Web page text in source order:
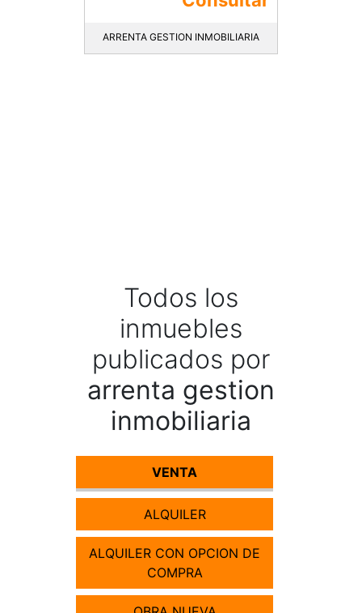
ARRENTA GESTION INMOBILIARIA
Todos los
inmuebles
publicados por
arrenta gestion
inmobiliaria
VENTA
ALQUILER
ALQUILER CON OPCION DE
COMPRA